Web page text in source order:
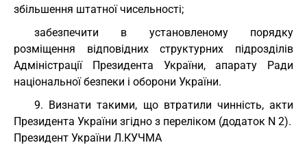
збільшення штатної чисельності;
забезпечити в установленому порядку
розміщення відповідних структурних підрозділів
Адміністрації Президента України, апарату Ради
національної безпеки і оборони України.
9. Визнати такими, що втратили чинність, акти
Президента України згідно з переліком (додаток N 2).
Президент України Л.КУЧМА